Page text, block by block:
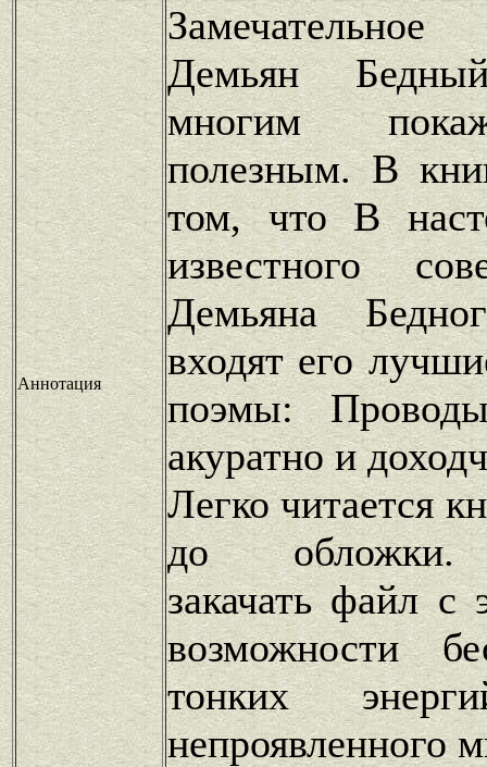
Аннотация
Замечательное
Демьян
многим
полезным. В
том, что В
известного
Демьяна
входят его
поэмы:
акуратно и
Легко читается
до обложки.
закачать файл с
возможности
тонких
непроявленного